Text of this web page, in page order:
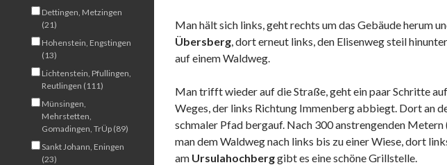
Man hält sich links, geht rechts um das Gebäude herum
Übersberg, dort erneut links, den Elisenweg steil
auf einem Waldweg.
Man trifft wieder auf die Straße, geht ein paar Schritte
Weges, der links Richtung Immenberg abbiegt. Dort an
schmaler Pfad bergauf. Nach 300 anstrengenden
man dem Waldweg nach links bis zu einer Wiese, dort
am Ursulahochberggibt es eine schöne Grillstelle.
Dettingen, Metzingen
(21)
Hohenstein, Engstingen
(13)
Lichtenstein, Pfullingen,
Reutlingen (111)
Münsingen,
Mehrstetten,
Gomadingen, TrÜp (89)
Sankt Johann, Eningen
(23)